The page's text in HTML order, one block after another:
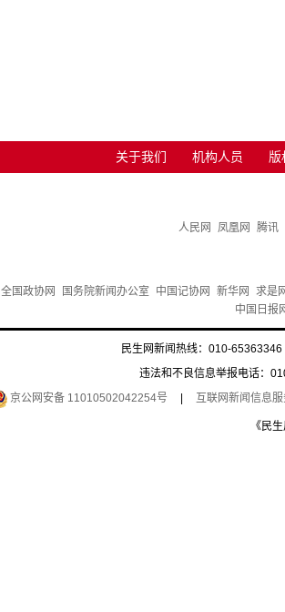
关于我们 机构人员 版
人民网 凤凰网 腾讯
全国政协网 国务院新闻办公室 中国记协网 新华网
求是
中国日报
民生网新闻热线：010-
违法和不良信息举报电话：
京公网安备 11010502042254号
互联网新闻信息
《民